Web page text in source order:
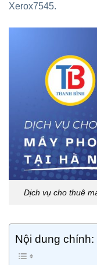
Xerox7545.
Dịch vụ cho thuê
Nội dung chính: